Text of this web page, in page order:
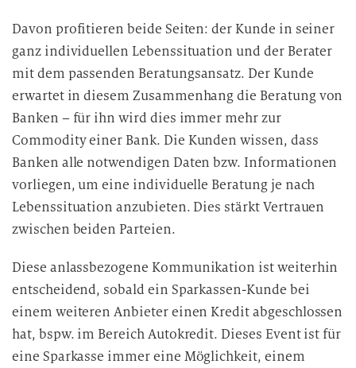
Davon profitieren beide Seiten: der Kunde in seiner
ganz individuellen Lebenssituation und der Berater
mit dem passenden Beratungsansatz. Der Kunde
erwartet in diesem Zusammenhang die Beratung von
Banken – für ihn wird dies immer mehr zur
Commodity einer Bank. Die Kunden wissen, dass
Banken alle notwendigen Daten bzw. Informationen
vorliegen, um eine individuelle Beratung je nach
Lebenssituation anzubieten. Dies stärkt Vertrauen
zwischen beiden Parteien.
Diese anlassbezogene Kommunikation ist weiterhin
entscheidend, sobald ein Sparkassen-Kunde bei
einem weiteren Anbieter einen Kredit abgeschlossen
hat, bspw. im Bereich Autokredit. Dieses Event ist für
eine Sparkasse immer eine Möglichkeit, einem